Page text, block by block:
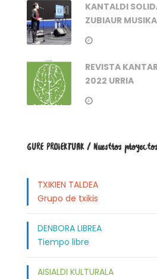
KANTALDI
ZUBIAUR
REVISTA
2022 URRIA
GURE PROIEKTUAK / Nuestros proyectos
TXIKIEN TALDEA
Grupo de txikis
DENBORA LIBREA
Tiempo libre
AISIALDI KULTURALA